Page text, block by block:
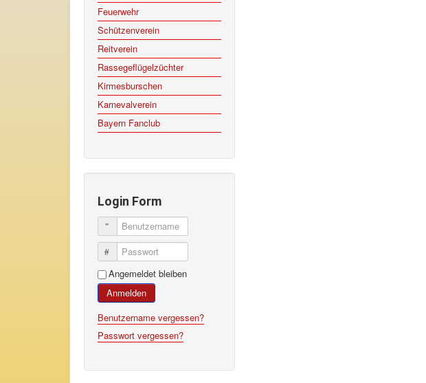
Feuerwehr
Schützenverein
Reitverein
Rassegeflügelzüchter
Kirmesburschen
Karnevalverein
Bayern Fanclub
Login Form
Benutzername
Passwort
Angemeldet bleiben
Anmelden
Benutzername vergessen?
Passwort vergessen?